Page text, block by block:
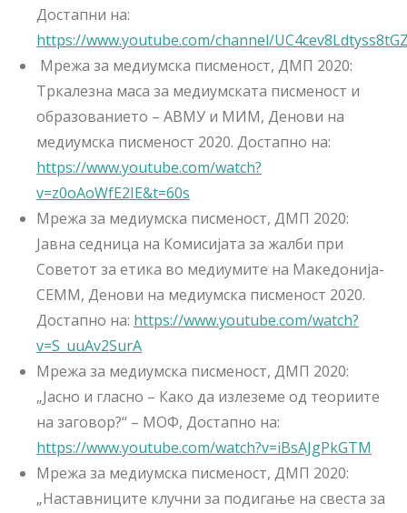
Достапни на:
https://www.youtube.com/channel/
Мрежа за медиумска писменост, ДМП 2020:
Тркалезна маса за медиумската писменост и
образованието – АВМУ и МИМ, Денови на
медиумска писменост 2020. Достапно на:
https://www.youtube.com/watch?
v=z0oAoWfE2IE&t=60s
Мрежа за медиумска писменост, ДМП 2020:
Јавна седница на Комисијата за жалби при
Советот за етика во медиумите на Македонија-
СЕММ, Денови на медиумска писменост 2020.
Достапно на: https://www.youtube.com/watch?
v=S_uuAv2SurA
Мрежа за медиумска писменост, ДМП 2020:
„Јасно и гласно – Како да излеземе од теориите
на заговор?“ – МОФ, Достапно на:
https://www.youtube.com/watch?v=iBsAJgPkGTM
Мрежа за медиумска писменост, ДМП 2020:
„Наставниците клучни за подигање на свеста за